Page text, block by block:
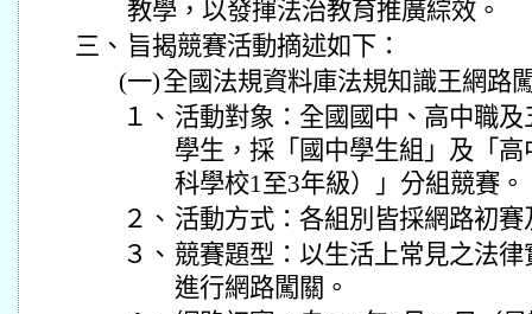
教學，以發揮法治教育推廣綜效。
三、 旨揭競賽活動摘述如下：
(一)全國法規資料庫法規知識王網路
１、 活動對象：全國國中、高中職
學生，採「國中學生組」及「
科學校1至3年級）」分組競賽。
２、 活動方式：各組別皆採網路初
３、 競賽題型：以生活上常見之法
進行網路闖關。